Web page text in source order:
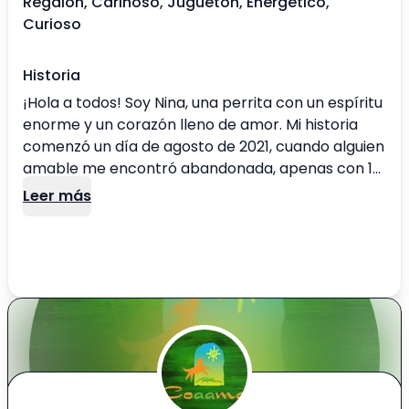
Curioso
Historia
¡Hola a todos! Soy Nina, una perrita con un espíritu
enorme y un corazón lleno de amor. Mi historia
comenzó un día de agosto de 2021, cuando alguien
amable me encontró abandonada, apenas con 1
mes, y me llevó a este albergue que ahora
dejes que esto te engañe! Estoy muy saludable y
rebozo de energía. Soy juguetona, loca y muy
cariñosa. Uno de mis pasatiempos favoritos es
jugar con el agua cuando limpian mi espacio. A mis
3 años, tengo una vitalidad que contagia a todos a
Leer más